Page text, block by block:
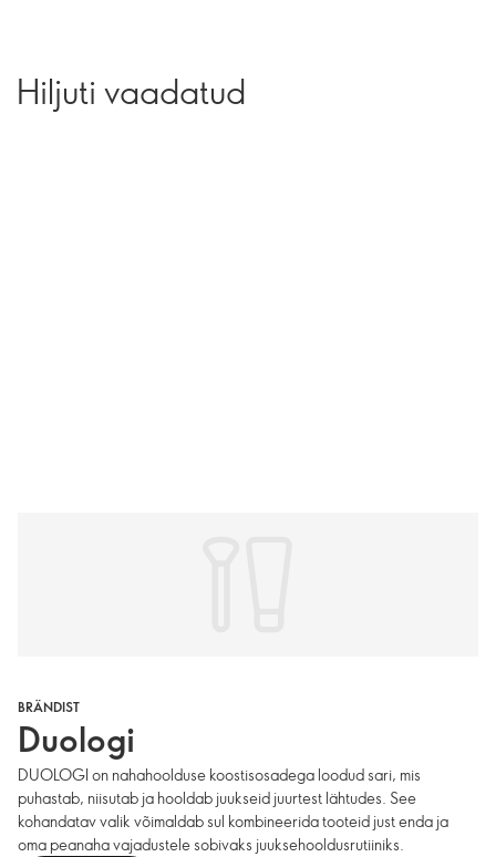
Hiljuti vaadatud
BRÄNDIST
Duologi
DUOLOGI on nahahoolduse koostisosadega loodud sari, mis
puhastab, niisutab ja hooldab juukseid juurtest lähtudes. See
kohandatav valik võimaldab sul kombineerida tooteid just enda ja
oma peanaha vajadustele sobivaks juuksehooldus­rutiiniks.